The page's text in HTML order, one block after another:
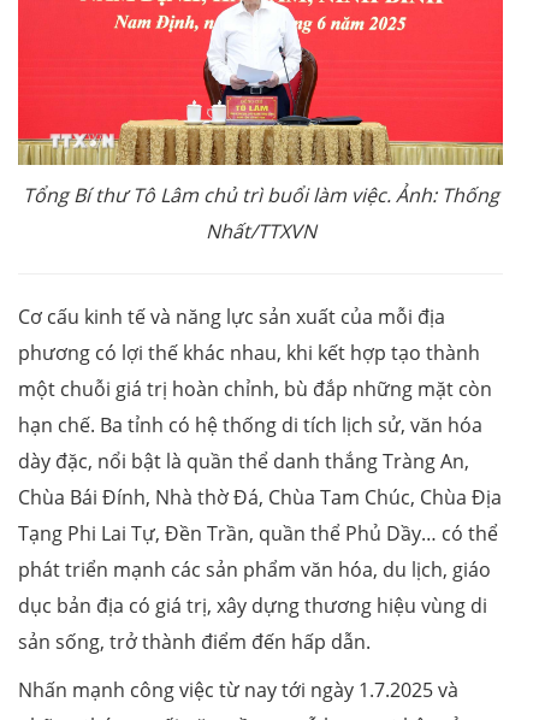
Tổng Bí thư Tô Lâm chủ trì buổi làm việc. Ảnh: Thống
Nhất/TTXVN
Cơ cấu kinh tế và năng lực sản xuất của mỗi địa
phương có lợi thế khác nhau, khi kết hợp tạo thành
một chuỗi giá trị hoàn chỉnh, bù đắp những mặt còn
hạn chế. Ba tỉnh có hệ thống di tích lịch sử, văn hóa
dày đặc, nổi bật là quần thể danh thắng Tràng An,
Chùa Bái Đính, Nhà thờ Đá, Chùa Tam Chúc, Chùa Địa
Tạng Phi Lai Tự, Đền Trần, quần thể Phủ Dầy… có thể
phát triển mạnh các sản phẩm văn hóa, du lịch, giáo
dục bản địa có giá trị, xây dựng thương hiệu vùng di
sản sống, trở thành điểm đến hấp dẫn.
Nhấn mạnh công việc từ nay tới ngày 1.7.2025 và